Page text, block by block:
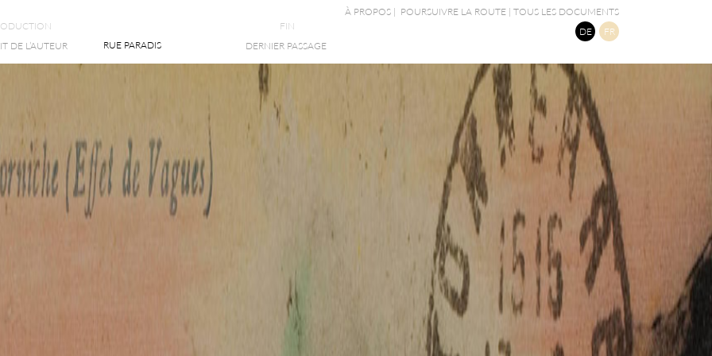
DE L’AUTEUR
RUE PARADIS
FIN
DERNIER PASSAGE
À PROPOS | POURSUIVRE LA ROUTE | TOUS LES DOCUMENTS
DE
FR